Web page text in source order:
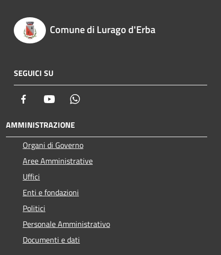
Comune di Lurago d'Erba
SEGUICI SU
Facebook Youtube
AMMINISTRAZIONE
Organi di Governo
Aree Amministrative
Uffici
Enti e fondazioni
Politici
Personale Amministrativo
Documenti e dati